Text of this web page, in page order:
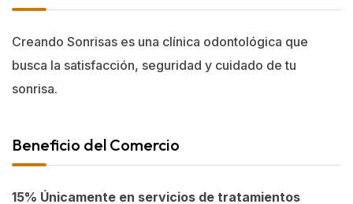
Creando Sonrisas es una clínica odontológica que
busca la satisfacción, seguridad y cuidado de tu
sonrisa.
Beneficio del Comercio
15% Únicamente en servicios de tratamientos